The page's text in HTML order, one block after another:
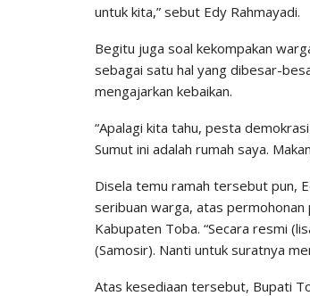
untuk kita,” sebut Edy Rahmayadi.
Begitu juga soal kekompakan
sebagai satu hal yang dibesar-
mengajarkan kebaikan.
“Apalagi kita tahu, pesta
Sumut ini adalah rumah saya.
Disela temu ramah tersebut pun,
seribuan warga, atas
Kabupaten Toba. “Secara resmi
(Samosir). Nanti untuk suratnya
Atas kesediaan tersebut, Bupati